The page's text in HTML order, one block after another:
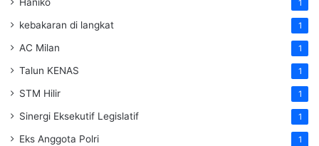
Haniko 1
kebakaran di langkat 1
AC Milan 1
Talun KENAS 1
STM Hilir 1
Sinergi Eksekutif Legislatif 1
Eks Anggota Polri 1